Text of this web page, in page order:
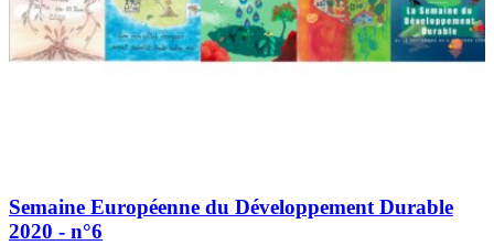
Semaine Européenne du Développement Durable
2020 - n°6